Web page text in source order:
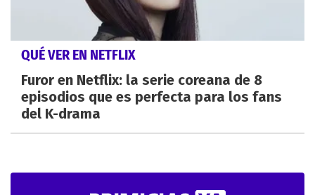
QUÉ VER EN NETFLIX
Furor en Netflix: la serie coreana de 8
episodios que es perfecta para los fans
del K-drama